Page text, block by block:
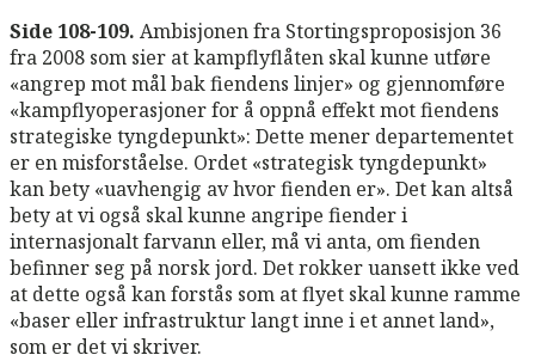
Side 108-109. Ambisjonen fra Stortingsproposisjon 36
fra 2008 som sier at kampflyflåten skal kunne utføre
«angrep mot mål bak fiendens linjer» og gjennomføre
«kampflyoperasjoner for å oppnå effekt mot fiendens
strategiske tyngdepunkt»: Dette mener departementet
er en misforståelse. Ordet «strategisk tyngdepunkt»
kan bety «uavhengig av hvor fienden er». Det kan altså
bety at vi også skal kunne angripe fiender i
internasjonalt farvann eller, må vi anta, om fienden
befinner seg på norsk jord. Det rokker uansett ikke ved
at dette også kan forstås som at flyet skal kunne ramme
«baser eller infrastruktur langt inne i et annet land»,
som er det vi skriver.